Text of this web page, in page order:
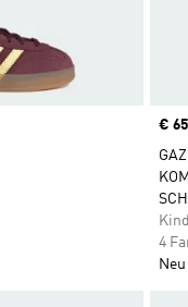
Price
€ 65
4
Neu